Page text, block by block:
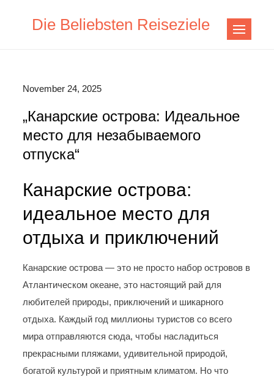
Die Beliebsten Reiseziele
November 24, 2025
„Канарские острова: Идеальное
место для незабываемого
отпуска“
Канарские острова:
идеальное место для
отдыха и приключений
Канарские острова — это не просто набор островов в
Атлантическом океане, это настоящий рай для
любителей природы, приключений и шикарного
отдыха. Каждый год миллионы туристов со всего
мира отправляются сюда, чтобы насладиться
прекрасными пляжами, удивительной природой,
богатой культурой и приятным климатом. Но что